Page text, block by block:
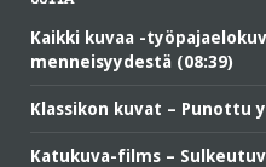
Kaikki kuvaa -
menneisyydestä (08:39)
Klassikon kuvat – Punottu
Katukuva-films –